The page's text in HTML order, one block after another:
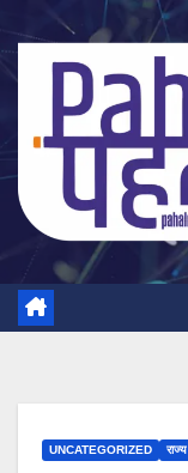
to
UNCATEGORIZED राज्य